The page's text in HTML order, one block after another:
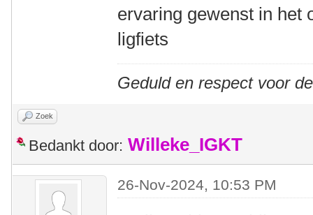
ervaring gewenst in het
ligfiets
Geduld en respect voor
Zoek
Bedankt door: Willeke_IGKT
26-Nov-2024, 10:53 PM